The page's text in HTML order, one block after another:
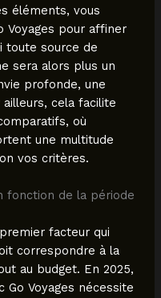
éléments, vous
Voyages pour affiner
toute source de
sera alors plus un
profonde, une
cela facilite
où
une multitude
vos critères.
fonction de la période
facteur qui
correspondre à la
au budget. En 2025,
Go Voyages nécessite